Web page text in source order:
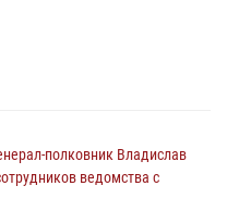
полковник Владислав
ведомства с